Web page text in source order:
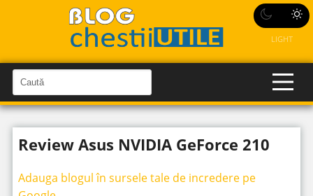
LIGHT
a
u
t
n
C
a
u
î
n
t
Review Asus NVIDIA GeForce 210
Adauga blogul în sursele tale de incredere pe